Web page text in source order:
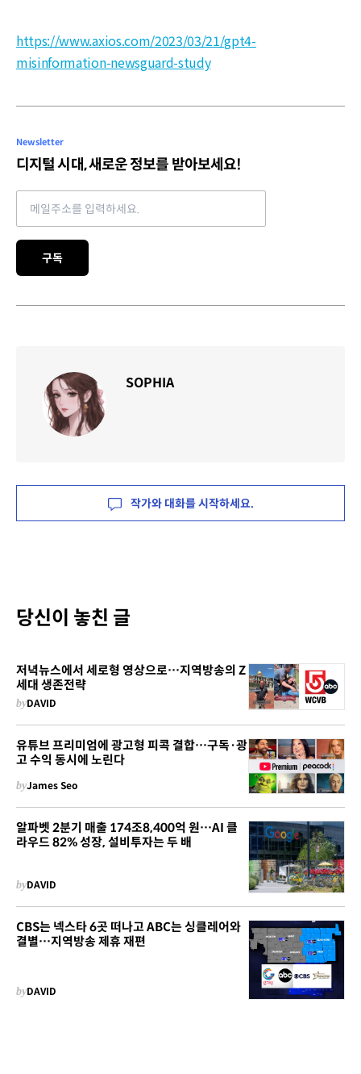
https://www.axios.com/2023/03/21/gpt4-
misinformation-newsguard-study
Newsletter
디지털 시대, 새로운 정보를 받아보세요!
Email address
구독
SOPHIA
작가와 대화를 시작하세요.
당신이 놓친 글
저녁뉴스에서 세로형 영상으로…지역방송의 Z
세대 생존전략
byDAVID
유튜브 프리미엄에 광고형 피콕 결합…구독·광
고 수익 동시에 노린다
byJames Seo
알파벳 2분기 매출 174조8,400억 원…AI 클
라우드 82% 성장, 설비투자는 두 배
byDAVID
CBS는 넥스타 6곳 떠나고 ABC는 싱클레어와
결별…지역방송 제휴 재편
byDAVID